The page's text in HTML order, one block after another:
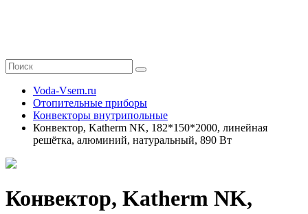
Voda-Vsem.ru
Отопительные приборы
Конвекторы внутрипольные
Конвектор, Katherm NK, 182*150*2000, линейная
решётка, алюминий, натуральный, 890 Вт
Конвектор, Katherm NK,